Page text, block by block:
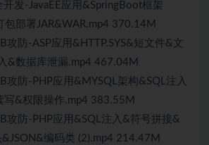
发-JavaEE应用&SpringBoot框架
包部署JAR&WAR.mp4 370.14M
防-ASP应用&HTTP.SYS&短文件&文
&数据库泄漏.mp4 467.04M
攻防-PHP应用&MYSQL架构&SQL注入
写&权限操作.mp4 383.55M
攻防-PHP应用&SQL注入&符号拼接&
编码类 (2).mp4 214.47M